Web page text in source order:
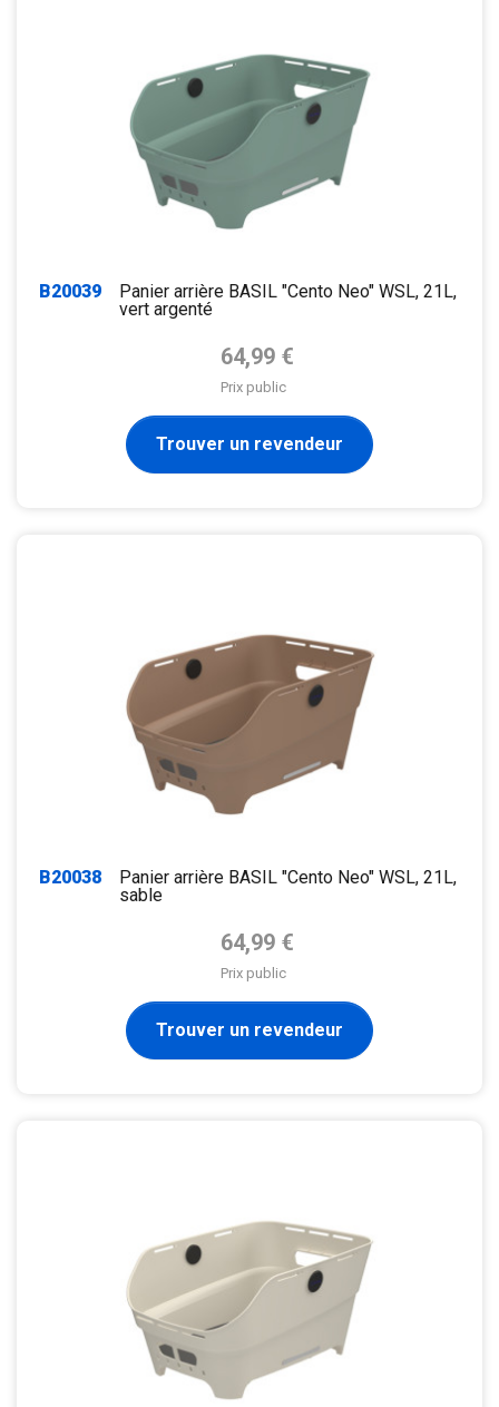
B20039
Panier arrière BASIL "Cento Neo" WSL, 21L,
vert argenté
Prix de base
64,99 €
Prix public
Trouver un revendeur
B20038
Panier arrière BASIL "Cento Neo" WSL, 21L,
sable
Prix de base
64,99 €
Prix public
Trouver un revendeur